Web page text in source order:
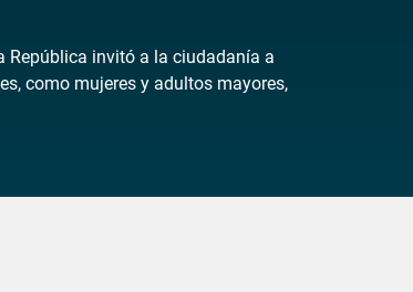
República invitó a la ciudadanía a
como mujeres y adultos mayores,